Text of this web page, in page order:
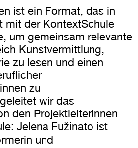
ist ein Format, das in
mit der KontextSchule
um gemeinsam relevante
Kunstvermittlung,
zu lesen und einen
zu
wir das
den Projektleiterinnen
Jelena Fužinato ist
und